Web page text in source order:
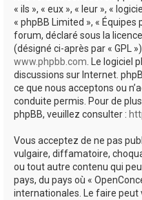
« ils », « eux », « leur », «
« phpBB Limited », «
forum, déclaré sous la
(désigné ci-après par « GPL
www.phpbb.com. Le logiciel
discussions sur Internet.
ce que nous acceptons ou
conduite permis. Pour de
phpBB, veuillez consulter :
Vous acceptez de ne pas
vulgaire, diffamatoire,
ou tout autre contenu qui
pays, du pays où «
internationales. Le faire